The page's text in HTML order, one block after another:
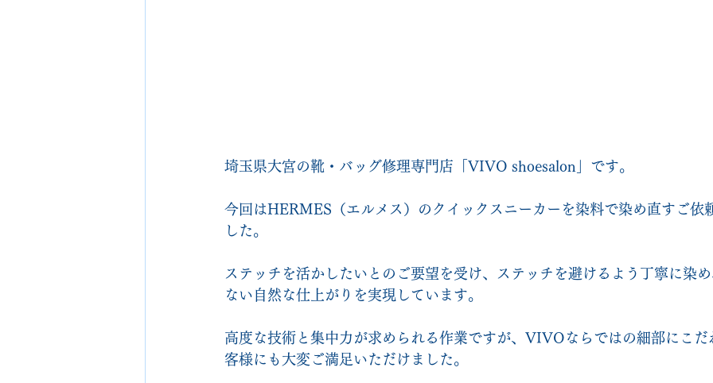
埼玉県大宮の靴・バッグ修理専門店「VIVO shoesalon」です。
今回はHERMES（エルメス）のクイックスニーカーを染料で染め直すご依
した。
ステッチを活かしたいとのご要望を受け、ステッチを避けるよう丁寧に染
ない自然な仕上がりを実現しています。
高度な技術と集中力が求められる作業ですが、VIVOならではの細部にこだ
客様にも大変ご満足いただけました。